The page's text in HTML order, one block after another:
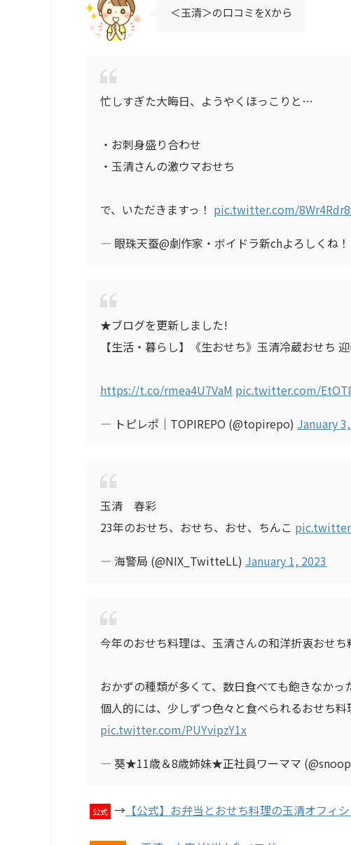
＜玉清＞の口コミをXから
忙しすぎた大晦日、ようやくほっこりと…
・お刺身盛り合わせ
・玉清さんの激ウマおせち
で、いただきますっ！ pic.twitter.com/
— 眼珠天蚕@劇作家・ボイドラ新chよろしくね
★ブログを更新しました!
【生活・暮らし】《生おせち》玉清冷蔵おせち
https://t.co/rmea4U7VaM pic.twitter.com/
— トピレポ｜TOPIREPO (@topirepo) January
玉清 春彩
23年のおせち、おせち、おせ、ちんこ
— 海警局 (@NIX_TwitteLL) January 1, 2023
今年のおせち料理は、玉清さんの和洋折衷おせち
おかずの種類が多くて、数日食べても飽きなかっ
個人的には、少しずつ色々と食べられるおせち料
pic.twitter.com/PUYvipzY1x
— 葵★11歳＆8歳姉妹★正社員ワーママ
公式 → 【公式】お弁当とおせち料理の玉清オフィ